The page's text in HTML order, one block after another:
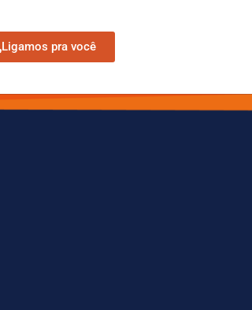
Ligamos pra você